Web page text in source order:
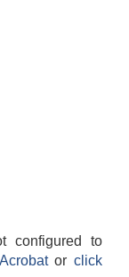
configured to
orclick